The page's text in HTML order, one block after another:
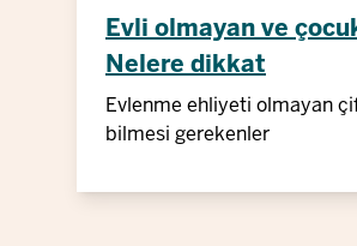
Evli olmayan ve
Nelere dikkat
etmeliyim?
Evlenme ehliyeti olmayan
bilmesi gerekenler